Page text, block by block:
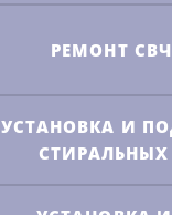
РЕМОНТ
УСТАНОВКА И